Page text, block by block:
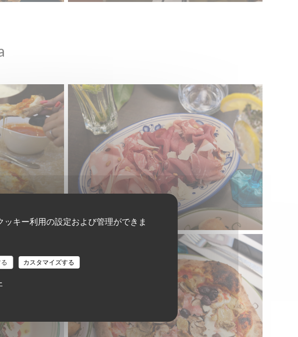
キー利用の設定および管理ができま
カスタマイズする